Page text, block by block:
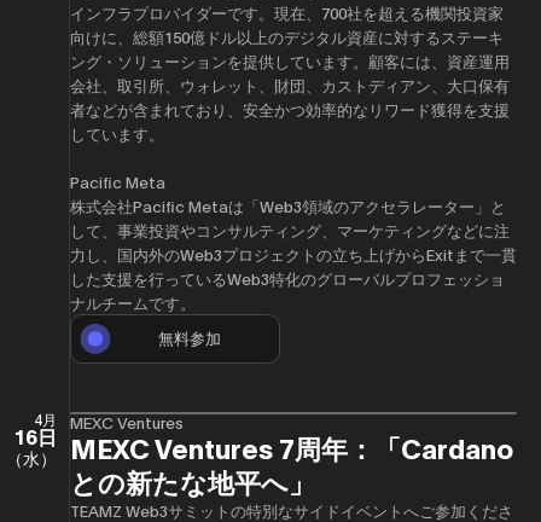
インフラプロバイダーです。現在、700社を超える機関投資家
向けに、総額150億ドル以上のデジタル資産に対するステーキ
ング・ソリューションを提供しています。顧客には、資産運用
会社、取引所、ウォレット、財団、カストディアン、大口保有
者などが含まれており、安全かつ効率的なリワード獲得を支援
しています。
​Pacific Meta
​​株式会社Pacific Metaは「Web3領域のアクセラレーター」と
して、事業投資やコンサルティング、マーケティングなどに注
力し、国内外のWeb3プロジェクトの立ち上げからExitまで一貫
した支援を行っているWeb3特化のグローバルプロフェッショ
ナルチームです。
無料参加
4月
16日
（水）
MEXC Ventures
MEXC Ventures 7周年：「Cardano
との新たな地平へ」
TEAMZ Web3サミットの特別なサイドイベントへご参加くださ